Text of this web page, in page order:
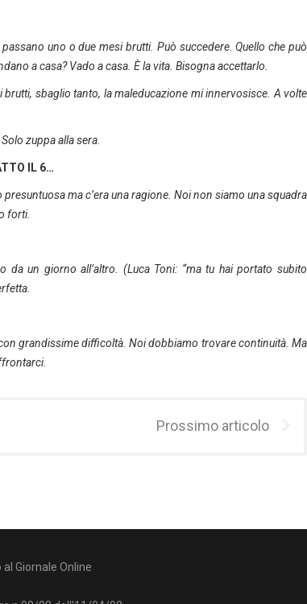
uno o due mesi brutti. Può succedere. Quello che può
a casa? Vado a casa. È la vita. Bisogna accettarlo.
sbaglio tanto, la maleducazione mi innervosisce. A volte
zuppa alla sera.
IL 6…
ma c’era una ragione. Noi non siamo una squadra
forti.
un giorno all’altro. (Luca Toni: “ma tu hai portato subito
grandissime difficoltà. Noi dobbiamo trovare continuità. Ma
Prossimo articolo
Giornale Online